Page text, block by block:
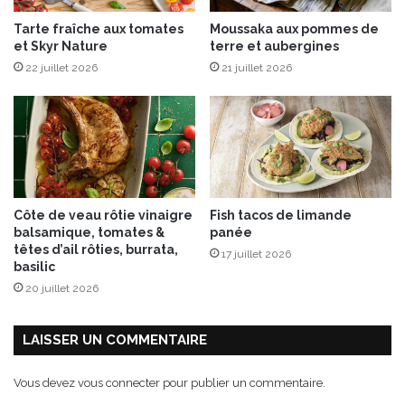
l
a
n
b
l
i
n
i
d
o
m
e
u
x
Tarte fraîche aux tomates
et Skyr Nature
22 juillet 2026
Moussaka aux pommes de
terre et aubergines
21 juillet 2026
Côte de veau rôtie vinaigre
balsamique, tomates &
têtes d’ail rôties, burrata,
basilic
20 juillet 2026
Fish tacos de limande
panée
17 juillet 2026
LAISSER UN COMMENTAIRE
Vous devez vous connecter pour publier un commentaire.